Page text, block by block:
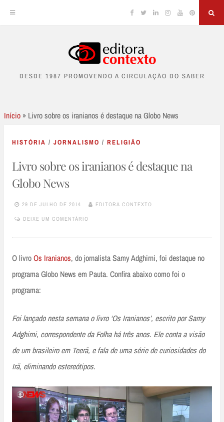
content
Facebook
TwitterLinkedinInstagram
YouTubePinterest
DESDE 1987 PROMOVENDO A CIRCULAÇÃO DO SABER
Início » Livro sobre os iranianos é destaque na Globo News
HISTÓRIA / JORNALISMO / RELIGIÃO
Livro sobre os iranianos é destaque na
Globo News
29 DE JULHO DE 2014 EDITORA CONTEXTO
DEIXE UM COMENTÁRIO
O livroOs Iranianos, do jornalista Samy Adghirni, foi destaque no
programa Globo News em Pauta. Confira abaixo como foi o
programa:
Foi lançado nesta semana o livro ‘Os Iranianos’, escrito por Samy
Adghirni, correspondente da Folha há três anos. Ele conta a visão
de um brasileiro em Teerã, e fala de uma série de curiosidades do
Irã, eliminando estereótipos.